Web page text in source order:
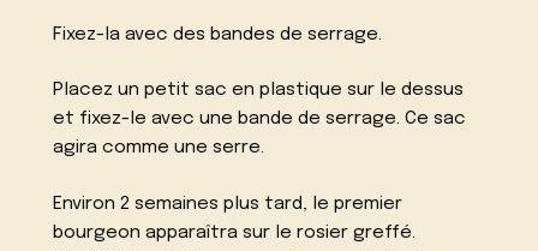
Fixez-la avec des bandes de serrage.
Placez un petit sac en plastique sur le dessus
et fixez-le avec une bande de serrage. Ce sac
agira comme une serre.
Environ 2 semaines plus tard, le premier
bourgeon apparaîtra sur le rosier greffé.